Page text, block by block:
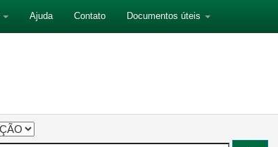
Ajuda Contato Documentos úteis